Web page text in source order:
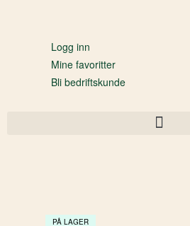
Logg inn
Mine favoritter
Bli bedriftskunde
PÅ LAGER